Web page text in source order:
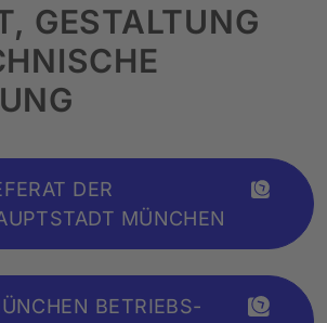
GESTALTUNG
DER
MÜNCHEN
BETRIEBS-